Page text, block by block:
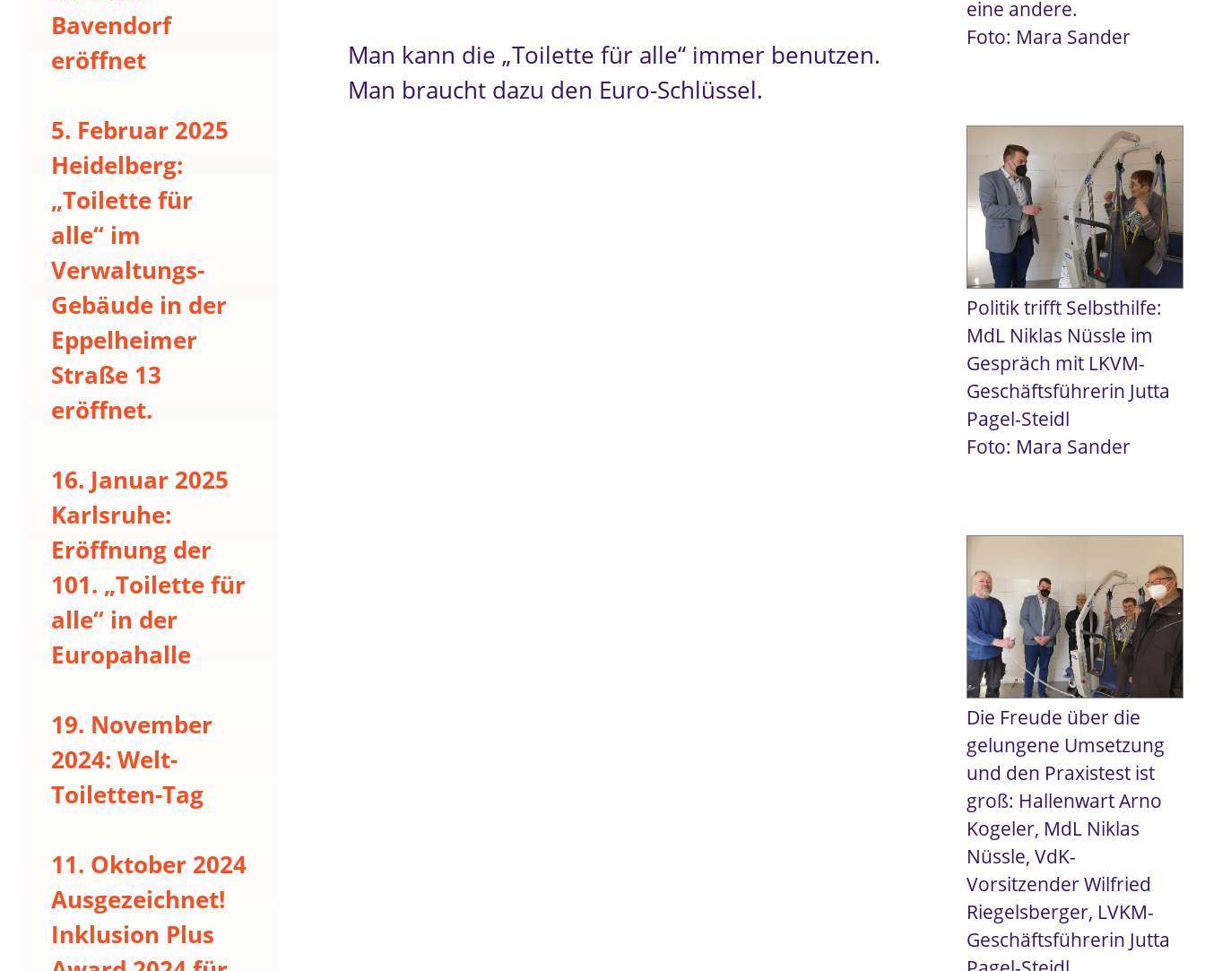
Bavendorf
eröffnet
5. Februar 2025
Heidelberg:
„Toilette für
alle“ im
Verwaltungs-
Gebäude in der
Eppelheimer
Straße 13
eröffnet.
16. Januar 2025
Karlsruhe:
Eröffnung der
101. „Toilette für
alle“ in der
Europahalle
19. November
2024: Welt-
Toiletten-Tag
11. Oktober 2024
Ausgezeichnet!
Inklusion Plus
Man kann die „Toilette für alle“ immer benutzen.
Man braucht dazu den Euro-Schlüssel.
eine andere.
Foto: Mara Sander
Politik trifft Selbsthilfe:
MdL Niklas Nüssle im
Gespräch mit LKVM-
Geschäftsführerin Jutta
Pagel-Steidl
Foto: Mara Sander
Die Freude über die
gelungene Umsetzung
und den Praxistest ist
groß: Hallenwart Arno
Kogeler, MdL Niklas
Nüssle, VdK-
Vorsitzender Wilfried
Riegelsberger, LVKM-
Geschäftsführerin Jutta